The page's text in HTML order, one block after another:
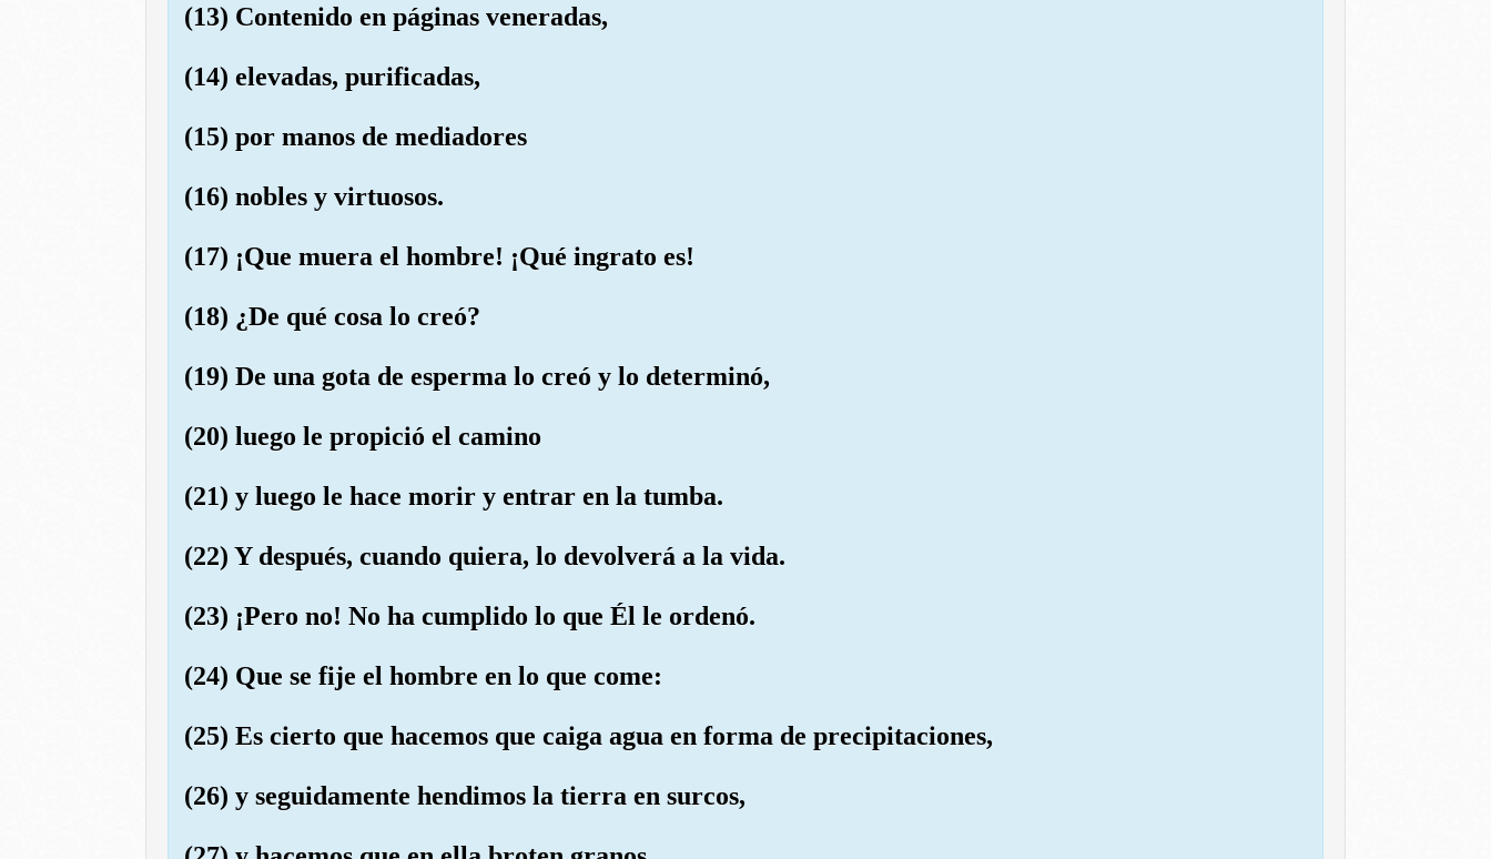
(13) Contenido en páginas veneradas,
(14) elevadas, purificadas,
(15) por manos de mediadores
(16) nobles y virtuosos.
(17) ¡Que muera el hombre! ¡Qué ingrato es!
(18) ¿De qué cosa lo creó?
(19) De una gota de esperma lo creó y lo determinó,
(20) luego le propició el camino
(21) y luego le hace morir y entrar en la tumba.
(22) Y después, cuando quiera, lo devolverá a la vida.
(23) ¡Pero no! No ha cumplido lo que Él le ordenó.
(24) Que se fije el hombre en lo que come:
(25) Es cierto que hacemos que caiga agua en forma de precipitaciones,
(26) y seguidamente hendimos la tierra en surcos,